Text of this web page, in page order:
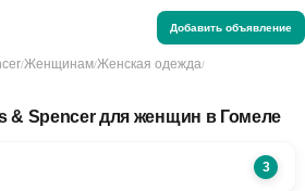
Добавить объявление
/Женщинам/Женская одежда/
& Spencer для женщин в Гомеле
3